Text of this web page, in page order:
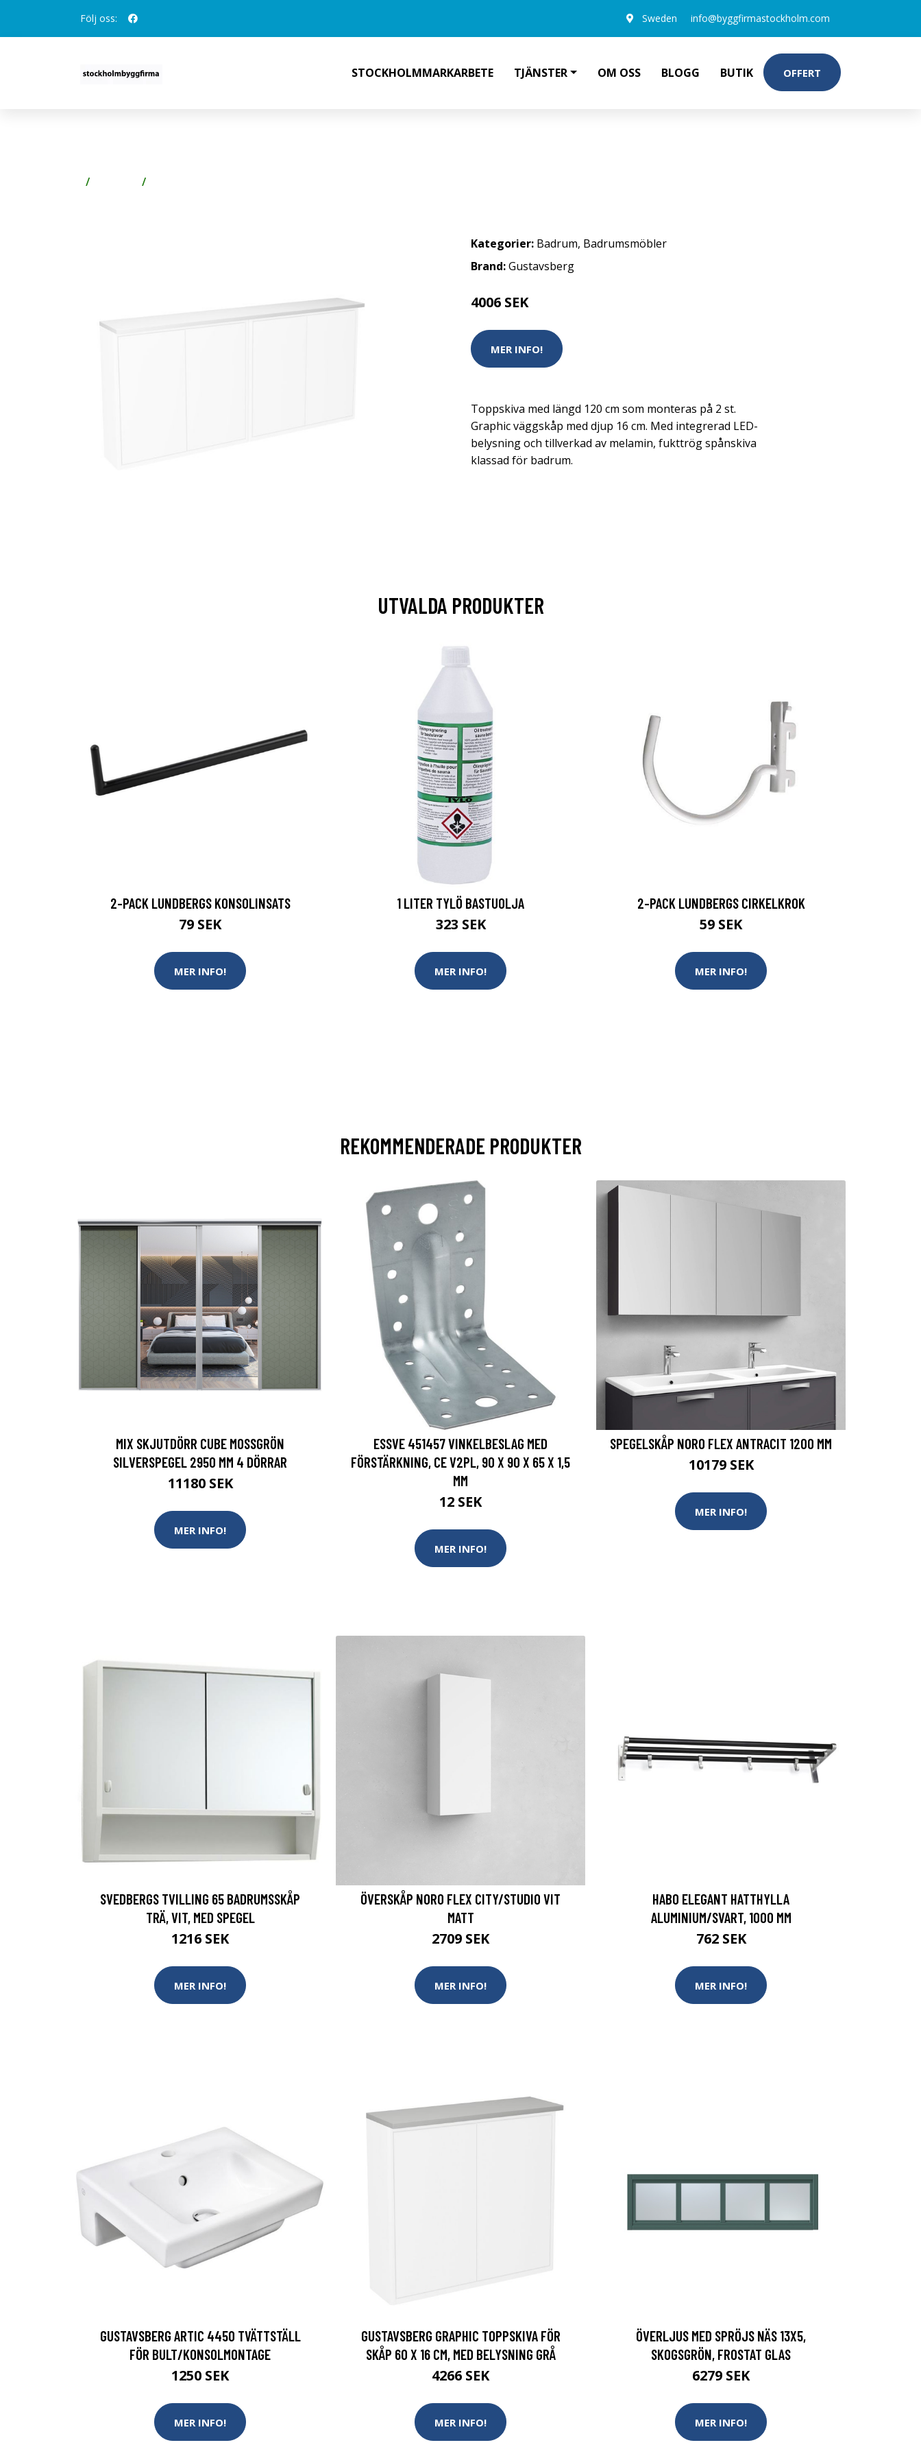
Följ oss: Sweden info@byggfirmastockholm.com
STOCKHOLMMARKARBETE TJÄNSTER OM OSS BLOGG BUTIK OFFERT
Kategorier: Badrum, Badrumsmöbler
Brand:Gustavsberg
4006 SEK
MER INFO!
Toppskiva med längd 120 cm som monteras på 2 st.
Graphic väggskåp med djup 16 cm. Med integrerad LED-
belysning och tillverkad av melamin, fukttrög spånskiva
klassad för badrum.
UTVALDA PRODUKTER
2-PACK LUNDBERGS KONSOLINSATS
79 SEK
MER INFO!
1 LITER TYLÖ BASTUOLJA
323 SEK
MER INFO!
2-PACK LUNDBERGS CIRKELKROK
59 SEK
MER INFO!
REKOMMENDERADE PRODUKTER
MIX SKJUTDÖRR CUBE MOSSGRÖN
SILVERSPEGEL 2950 MM 4 DÖRRAR
11180 SEK
MER INFO!
ESSVE 451457 VINKELBESLAG MED
FÖRSTÄRKNING, CE V2PL, 90 X 90 X 65 X 1,5
MM
12 SEK
MER INFO!
SPEGELSKÅP NORO FLEX ANTRACIT 1200 MM
10179 SEK
MER INFO!
SVEDBERGS TVILLING 65 BADRUMSSKÅP
TRÄ, VIT, MED SPEGEL
1216 SEK
MER INFO!
ÖVERSKÅP NORO FLEX CITY/STUDIO VIT
MATT
2709 SEK
MER INFO!
HABO ELEGANT HATTHYLLA
ALUMINIUM/SVART, 1000 MM
762 SEK
MER INFO!
GUSTAVSBERG ARTIC 4450 TVÄTTSTÄLL
FÖR BULT/KONSOLMONTAGE
1250 SEK
MER INFO!
GUSTAVSBERG GRAPHIC TOPPSKIVA FÖR
SKÅP 60 X 16 CM, MED BELYSNING GRÅ
4266 SEK
MER INFO!
ÖVERLJUS MED SPRÖJS NÄS 13X5,
SKOGSGRÖN, FROSTAT GLAS
6279 SEK
MER INFO!